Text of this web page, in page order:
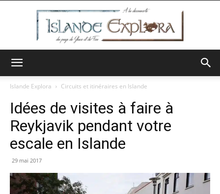
Explora
Islande Explora Circuits et itinéraires en Islande
Idées de visites à faire à
Reykjavik pendant votre
escale en Islande
29 mai 2017